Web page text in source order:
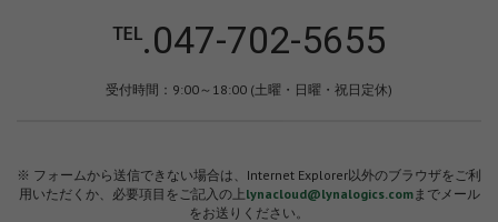
℡.047-702-5655
受付時間：9:00～18:00 (土曜・日曜・祝日定休)
※ フォームから送信できない場合は、Internet Explorer以外のブラウザをご利
用いただくか、必要項目をご記入の上 lynacloud@lynalogics.comまでメール
をお送りください。